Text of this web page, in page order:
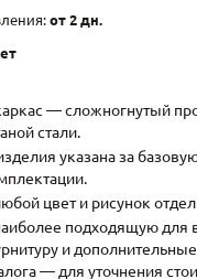
+7 (495) 411-
INFO@META-
ЗАПРОСИТЬ РАСЧЕТ
Распродажа
от 2 дн.
— сложногнутый
стали.
указана за
цвет и рисунок
подходящую для
и
— для уточнения